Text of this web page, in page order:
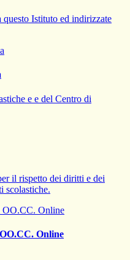
Istituto ed indirizzate
e e del Centro di
il rispetto dei diritti e dei
scolastiche.
Online